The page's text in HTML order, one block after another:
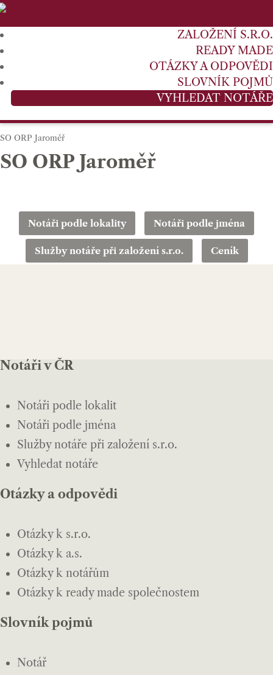
ZALOŽENÍ S.R.O.
READY MADE
OTÁZKY A ODPOVĚDI
SLOVNÍK POJMŮ
VYHLEDAT NOTÁŘE
SO ORP Jaroměř
SO ORP Jaroměř
Notáři podle lokality Notáři podle jména
Služby notáře při založení s.r.o. Ceník
Notáři v ČR
Notáři podle lokalit
Notáři podle jména
Služby notáře při založení s.r.o.
Vyhledat notáře
Otázky a odpovědi
Otázky k s.r.o.
Otázky k a.s.
Otázky k notářům
Otázky k ready made společnostem
Slovník pojmů
Notář